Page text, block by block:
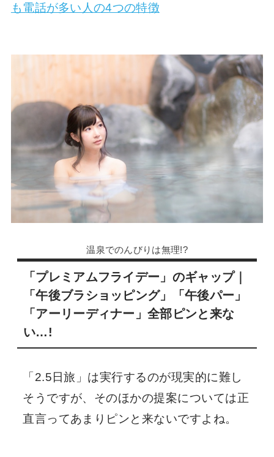
も電話が多い人の4つの特徴
温泉でのんびりは無理!?
「プレミアムフライデー」のギャップ｜
「午後ブラショッピング」「午後パー」
「アーリーディナー」全部ピンと来な
い…!
「2.5日旅」は実行するのが現実的に難し
そうですが、そのほかの提案については正
直言ってあまりピンと来ないですよね。